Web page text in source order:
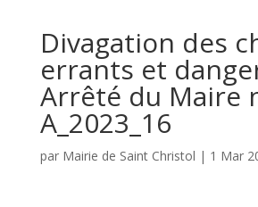
Divagation des
errants et
Arrêté du Maire
A_2023_16
par Mairie de Saint Christol | 1 Mar